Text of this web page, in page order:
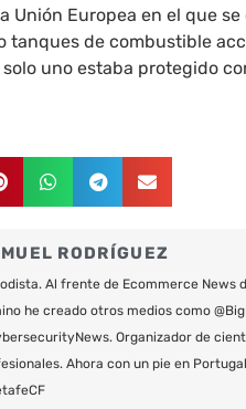
Unión Europea en el que
tanques de combustible
uno estaba protegido
RODRÍGUEZ
Al frente de Ecommerce News
he creado otros medios como
Organizador de
Ahora con un pie en